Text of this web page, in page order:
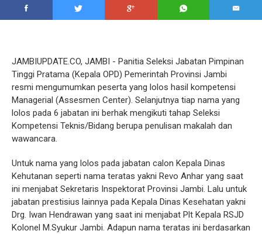
JAMBIUPDATE.CO, JAMBI - Panitia Seleksi Jabatan Pimpinan
Tinggi Pratama (Kepala OPD) Pemerintah Provinsi Jambi
resmi mengumumkan peserta yang lolos hasil kompetensi
Managerial (Assesmen Center). Selanjutnya tiap nama yang
lolos pada 6 jabatan ini berhak mengikuti tahap Seleksi
Kompetensi Teknis/Bidang berupa penulisan makalah dan
wawancara.
Untuk nama yang lolos pada jabatan calon Kepala Dinas
Kehutanan seperti nama teratas yakni Revo Anhar yang saat
ini menjabat Sekretaris Inspektorat Provinsi Jambi. Lalu untuk
jabatan prestisius lainnya pada Kepala Dinas Kesehatan yakni
Drg. Iwan Hendrawan yang saat ini menjabat Plt Kepala RSJD
Kolonel M.Syukur Jambi. Adapun nama teratas ini berdasarkan